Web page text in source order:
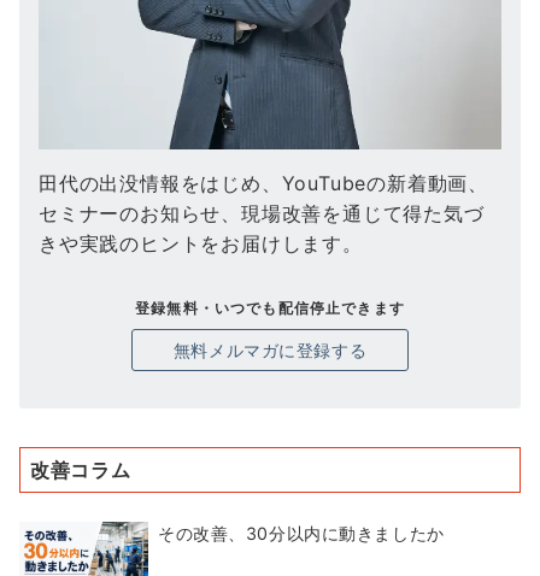
田代の出没情報をはじめ、YouTubeの新着動画、
セミナーのお知らせ、現場改善を通じて得た気づ
きや実践のヒントをお届けします。
登録無料・いつでも配信停止できます
無料メルマガに登録する
改善コラム
その改善、30分以内に動きましたか